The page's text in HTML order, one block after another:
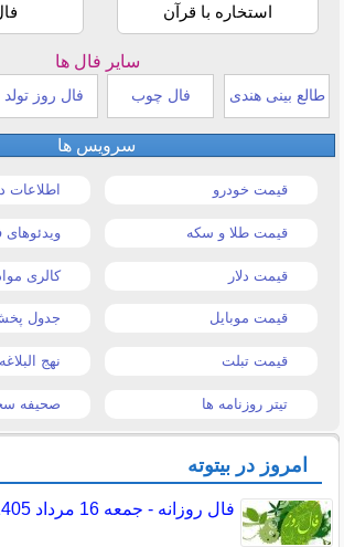
استخاره با قرآن
سایر فال ها
طالع بینی هندی فال چوب فال روز تولد
سرویس ها
قیمت خودرو اطلاعات
قیمت طلا و سکه ویدئوهای
قیمت دلار کالری
قیمت موبایل جدول
قیمت تبلت نهج البلاغه
تیتر روزنامه ها صحیفه
امروز در بیتوته
فال روزانه - جمعه 16 مرداد 1405